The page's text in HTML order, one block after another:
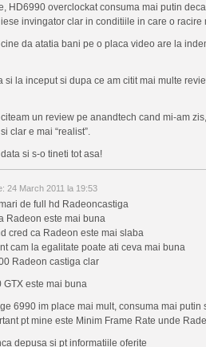
HD6990 overclockat consuma mai putin
invingator clar in conditiile in care o racire
da atatia bani pe o placa video are la
si la inceput si dupa ce am citit mai multe
un review pe anandtech cand mi-am
clar e mai “realist”.
si s-o tineti tot asa!
24 March 2011 la 19:53
de full hd Radeoncastiga
Radeon este mai buna
cred ca Radeon este mai slaba
cam la egalitate poate ati ceva mai buna
Radeon castiga clar
este mai buna
6990 im place mai mult, consuma mai putin
pt mine este Minim Frame Rate unde
depusa si pt informatiile oferite